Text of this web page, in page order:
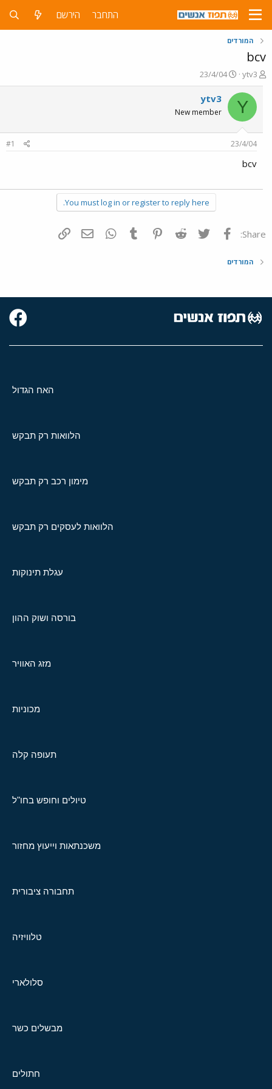
התחבר הירשם
המורדים
bcv
פ
ו
ת
ח
ה
ש
א
ytv3
פ
ו
23/4/04
Y
ytv3
New member
23/4/04
#1
bcv
You must log in or register to reply here.
Share: פייסבוק Twitter
Reddit
Pinterest
Tumblr
WhatsAppדואר אלקטרוני
המורדים
האח הגדול
הלוואות רק תבקש
מימון רכב רק תבקש
הלוואות לעסקים רק תבקש
עגלת תינוקות
בורסה ושוק ההון
מזג האוויר
מכוניות
תעופה קלה
טיולים וחופש בחו"ל
משכנתאות וייעוץ מחזור
תחבורה ציבורית
טלוויזיה
סלולארי
מבשלים כשר
חתולים